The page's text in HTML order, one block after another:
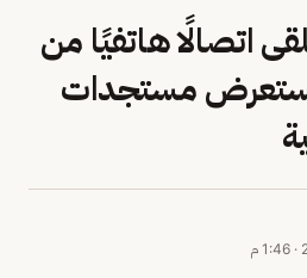
اتصالًا هاتفيًا من
ويستعرض مستجدات
· 1:46 م